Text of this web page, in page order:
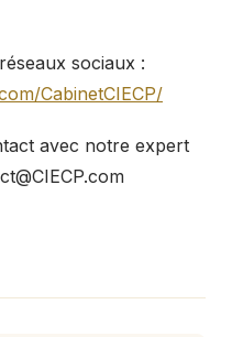
sociaux :
CabinetCIECP/
avec notre expert